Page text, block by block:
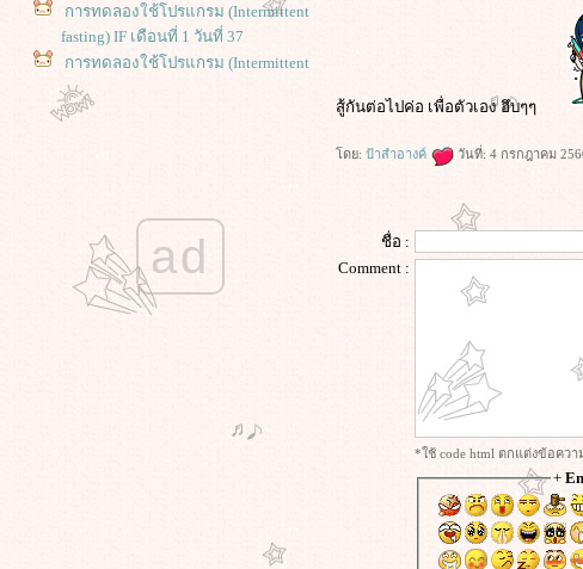
การทดลองใช้โปรแกรม (Intermittent
fasting) IF เดือนที่ 1 วันที่ 37
การทดลองใช้โปรแกรม (Intermittent
fasting) IF เดือนที่ 1 วันที่ 36
การทดลองใช้โปรแกรม (Intermittent
การทดลองใช้โปรแกรม (Intermittent
fasting) IF เดือนที่ 1 วันที่ 33
การทดลองใช้โปรแกรม (Intermittent
fasting) IF เดือนที่ 1 วันที่ 30
การทดลองใช้โปรแกรม (Intermittent
การทดลองใช้โปรแกรม (Intermittent
ad
สู้กันต่อไปค่อ เพื่อตัวเอง ฮึบๆๆ
ดย: ป้าสำอางค์ วันที่: 4 กรกฎาคม
ชื่อ :
Comment :
*ใช้ code html ตกแต่งข้อคว
+